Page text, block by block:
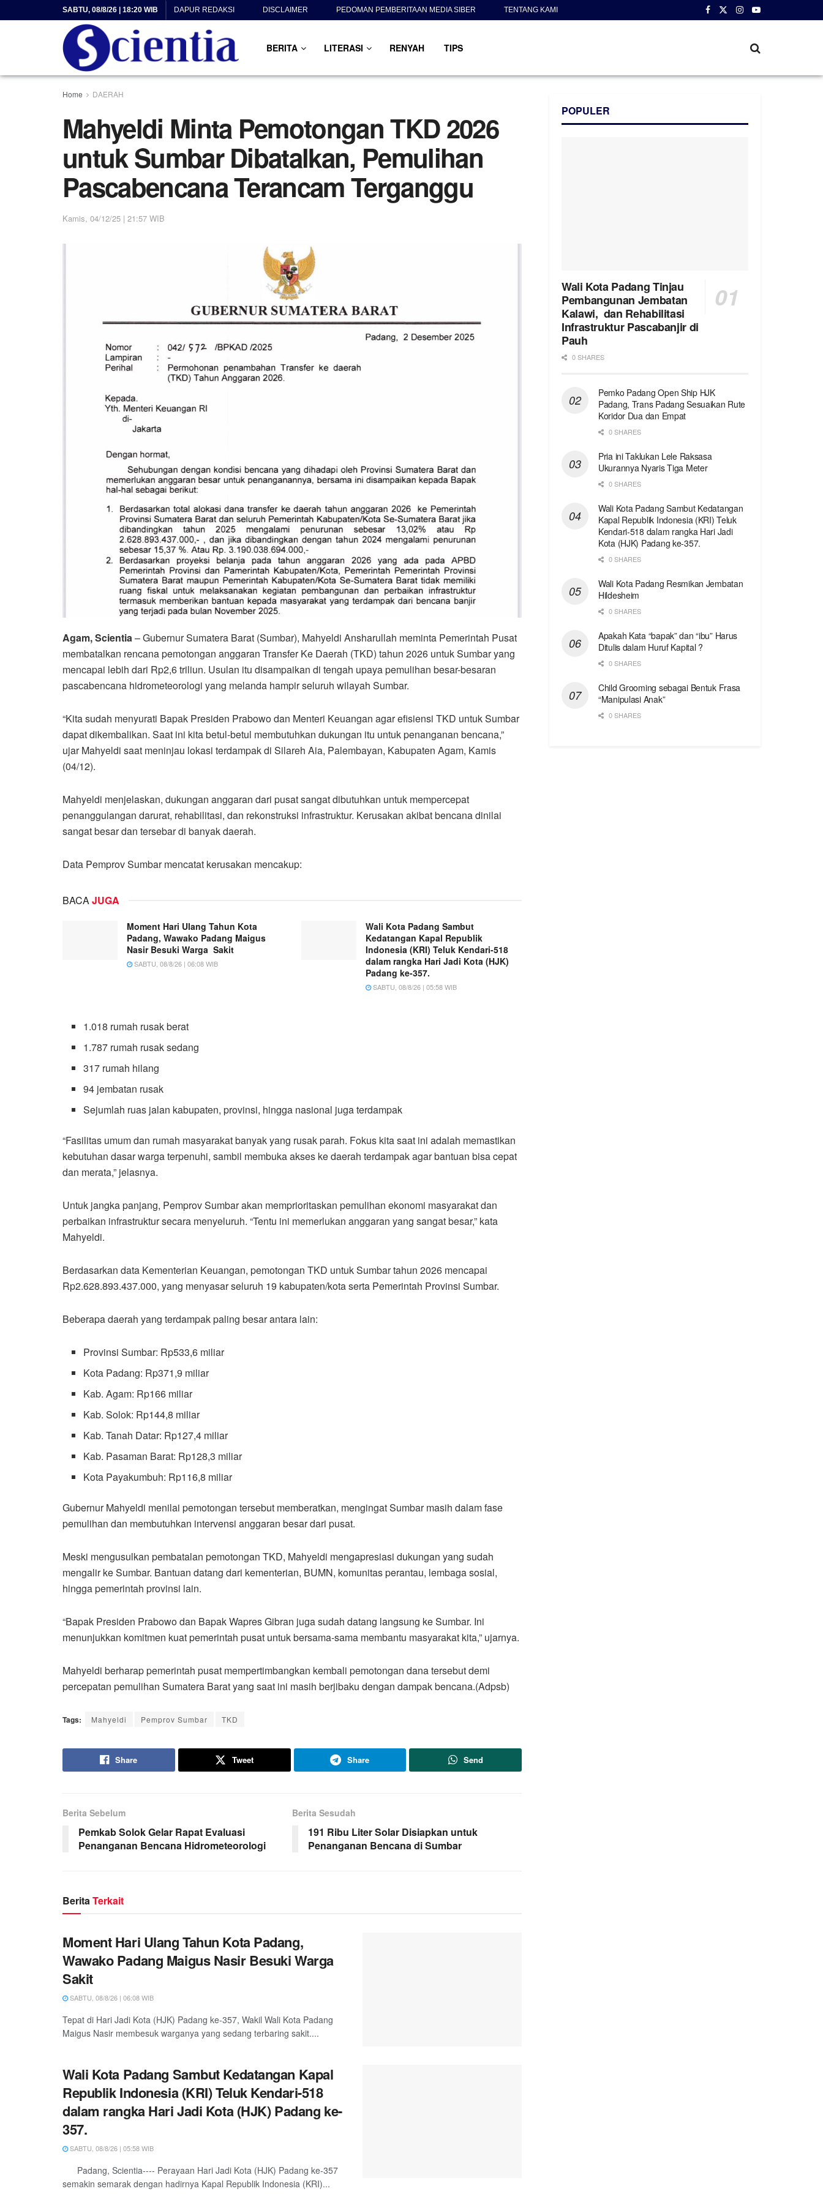
SABTU, 08/8/26 | 18:20 WIB DAPUR REDAKSI DISCLAIMER PEDOMAN PEMBERITAAN MEDIA SIBER TENTANG KAMI
BERITA LITERASI RENYAH TIPS
Home DAERAH
Mahyeldi Minta Pemotongan TKD 2026
untuk Sumbar Dibatalkan, Pemulihan
Pascabencana Terancam Terganggu
Kamis, 04/12/25 | 21:57 WIB
Agam, Scientia– Gubernur Sumatera Barat (Sumbar), Mahyeldi Ansharullah meminta Pemerintah Pusat
membatalkan rencana pemotongan anggaran Transfer Ke Daerah (TKD) tahun 2026 untuk Sumbar yang
mencapai lebih dari Rp2,6 triliun. Usulan itu disampaikan di tengah upaya pemulihan besar-besaran
pascabencana hidrometeorologi yang melanda hampir seluruh wilayah Sumbar.
“Kita sudah menyurati Bapak Presiden Prabowo dan Menteri Keuangan agar efisiensi TKD untuk Sumbar
dapat dikembalikan. Saat ini kita betul-betul membutuhkan dukungan itu untuk penanganan bencana,”
ujar Mahyeldi saat meninjau lokasi terdampak di Silareh Aia, Palembayan, Kabupaten Agam, Kamis
(04/12).
Mahyeldi menjelaskan, dukungan anggaran dari pusat sangat dibutuhkan untuk mempercepat
penanggulangan darurat, rehabilitasi, dan rekonstruksi infrastruktur. Kerusakan akibat bencana dinilai
sangat besar dan tersebar di banyak daerah.
Data Pemprov Sumbar mencatat kerusakan mencakup:
BACAJUGA
Moment Hari Ulang Tahun Kota
Padang, Wawako Padang Maigus
Nasir Besuki Warga Sakit
SABTU, 08/8/26 | 06:08 WIB
Wali Kota Padang Sambut
Kedatangan Kapal Republik
Indonesia (KRI) Teluk Kendari-518
dalam rangka Hari Jadi Kota (HJK)
Padang ke-357.
SABTU, 08/8/26 | 05:58 WIB
1.018 rumah rusak berat
1.787 rumah rusak sedang
317 rumah hilang
94 jembatan rusak
Sejumlah ruas jalan kabupaten, provinsi, hingga nasional juga terdampak
“Fasilitas umum dan rumah masyarakat banyak yang rusak parah. Fokus kita saat ini adalah memastikan
kebutuhan dasar warga terpenuhi, sambil membuka akses ke daerah terdampak agar bantuan bisa cepat
dan merata,” jelasnya.
Untuk jangka panjang, Pemprov Sumbar akan memprioritaskan pemulihan ekonomi masyarakat dan
perbaikan infrastruktur secara menyeluruh. “Tentu ini memerlukan anggaran yang sangat besar,” kata
Mahyeldi.
Berdasarkan data Kementerian Keuangan, pemotongan TKD untuk Sumbar tahun 2026 mencapai
Rp2.628.893.437.000, yang menyasar seluruh 19 kabupaten/kota serta Pemerintah Provinsi Sumbar.
Beberapa daerah yang terdampak paling besar antara lain:
Provinsi Sumbar: Rp533,6 miliar
Kota Padang: Rp371,9 miliar
Kab. Agam: Rp166 miliar
Kab. Solok: Rp144,8 miliar
Kab. Tanah Datar: Rp127,4 miliar
Kab. Pasaman Barat: Rp128,3 miliar
Kota Payakumbuh: Rp116,8 miliar
Gubernur Mahyeldi menilai pemotongan tersebut memberatkan, mengingat Sumbar masih dalam fase
pemulihan dan membutuhkan intervensi anggaran besar dari pusat.
Meski mengusulkan pembatalan pemotongan TKD, Mahyeldi mengapresiasi dukungan yang sudah
mengalir ke Sumbar. Bantuan datang dari kementerian, BUMN, komunitas perantau, lembaga sosial,
hingga pemerintah provinsi lain.
“Bapak Presiden Prabowo dan Bapak Wapres Gibran juga sudah datang langsung ke Sumbar. Ini
menunjukkan komitmen kuat pemerintah pusat untuk bersama-sama membantu masyarakat kita,” ujarnya.
Mahyeldi berharap pemerintah pusat mempertimbangkan kembali pemotongan dana tersebut demi
percepatan pemulihan Sumatera Barat yang saat ini masih berjibaku dengan dampak bencana.(Adpsb)
Tags: Mahyeldi Pemprov Sumbar TKD
Share Tweet Share Send
Berita Sebelum
Pemkab Solok Gelar Rapat Evaluasi
Penanganan Bencana Hidrometeorologi
Berita Sesudah
191 Ribu Liter Solar Disiapkan untuk
Penanganan Bencana di Sumbar
BeritaTerkait
Moment Hari Ulang Tahun Kota Padang,
Wawako Padang Maigus Nasir Besuki Warga
Sakit
SABTU, 08/8/26 | 06:08 WIB
Tepat di Hari Jadi Kota (HJK) Padang ke-357, Wakil Wali Kota Padang
Maigus Nasir membesuk warganya yang sedang terbaring sakit....
Wali Kota Padang Sambut Kedatangan Kapal
Republik Indonesia (KRI) Teluk Kendari-518
dalam rangka Hari Jadi Kota (HJK) Padang ke-
357.
SABTU, 08/8/26 | 05:58 WIB
Padang, Scientia---- Perayaan Hari Jadi Kota (HJK) Padang ke-357
semakin semarak dengan hadirnya Kapal Republik Indonesia (KRI)...
POPULER
Wali Kota Padang Tinjau
Pembangunan Jembatan
Kalawi, dan Rehabilitasi
Infrastruktur Pascabanjir di
Pauh
0 SHARES
Pemko Padang Open Ship HJK
Padang, Trans Padang Sesuaikan Rute
Koridor Dua dan Empat
0 SHARES
Pria ini Taklukan Lele Raksasa
Ukurannya Nyaris Tiga Meter
0 SHARES
Wali Kota Padang Sambut Kedatangan
Kapal Republik Indonesia (KRI) Teluk
Kendari-518 dalam rangka Hari Jadi
Kota (HJK) Padang ke-357.
0 SHARES
Wali Kota Padang Resmikan Jembatan
Hildesheim
0 SHARES
Apakah Kata “bapak” dan “ibu” Harus
Ditulis dalam Huruf Kapital ?
0 SHARES
Child Grooming sebagai Bentuk Frasa
“Manipulasi Anak”
0 SHARES